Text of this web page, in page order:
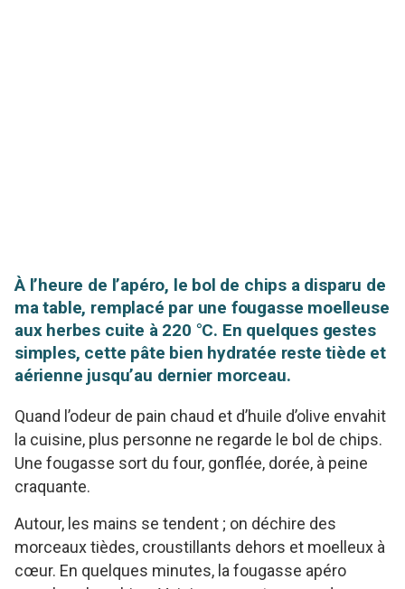
À l’heure de l’apéro, le bol de chips a disparu de
ma table, remplacé par une fougasse moelleuse
aux herbes cuite à 220 °C. En quelques gestes
simples, cette pâte bien hydratée reste tiède et
aérienne jusqu’au dernier morceau.
Quand l’odeur de pain chaud et d’huile d’olive envahit
la cuisine, plus personne ne regarde le bol de chips.
Une fougasse sort du four, gonflée, dorée, à peine
craquante.
Autour, les mains se tendent ; on déchire des
morceaux tièdes, croustillants dehors et moelleux à
cœur. En quelques minutes, la fougasse apéro